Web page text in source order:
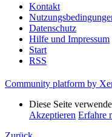
Kontakt
Datenschutz
Hilfe und Impressum
Start
RSS
Community platform by
Diese Seite
Akzeptieren Erfahre